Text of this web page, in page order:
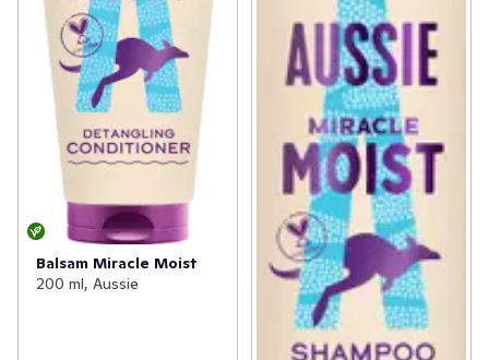
Balsam Miracle Moist
200 ml, Aussie